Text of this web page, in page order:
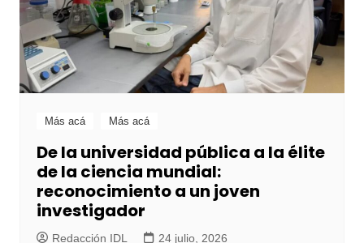
Más acá Más acá
De la universidad pública a la élite
de la ciencia mundial:
reconocimiento a un joven
investigador
Redacción IDL 24 julio, 2026